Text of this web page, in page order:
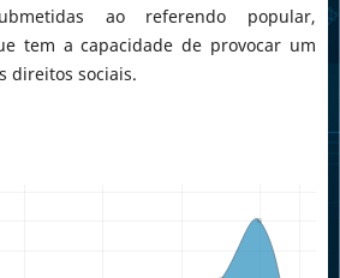
ao referendo popular,
tem a capacidade de provocar um
direitos sociais.